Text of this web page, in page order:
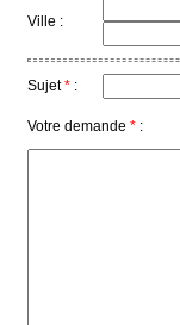
Ville :
Sujet* :
Votre demande * :